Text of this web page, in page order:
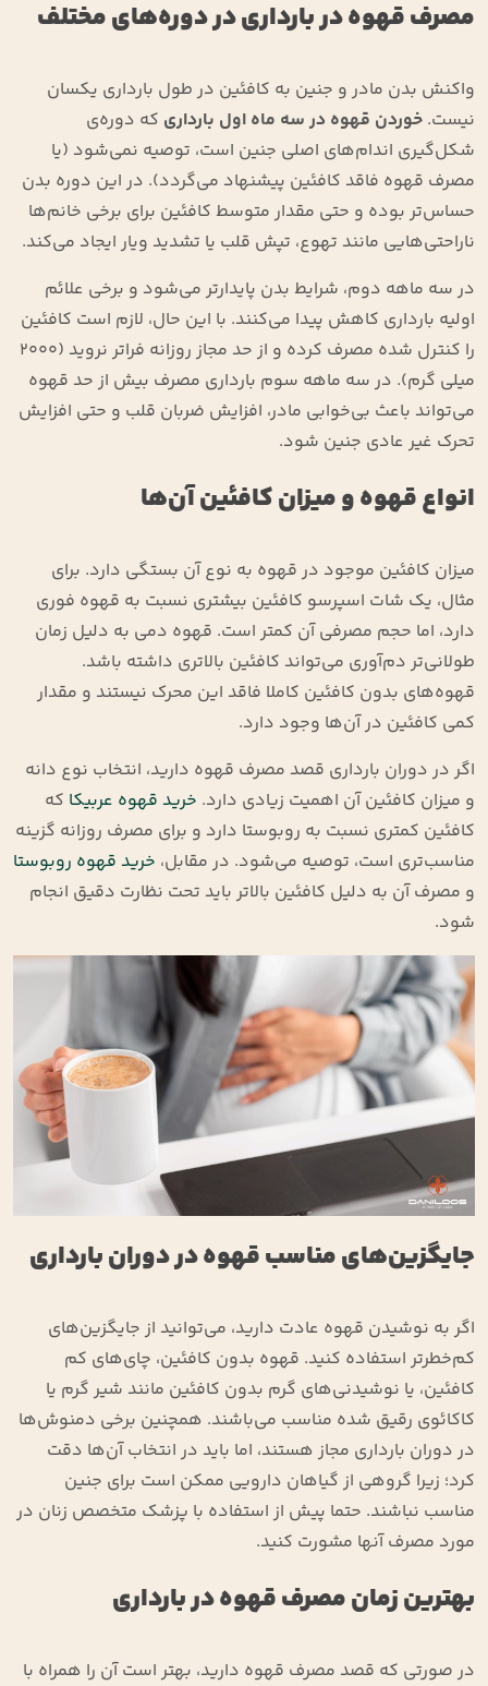
مصرف قهوه در بارداری در دوره‌های مختلف
واکنش بدن مادر و جنین به کافئین در طول بارداری یکسان
نیست. خوردن قهوه در سه ماه اول بارداری که دوره‌ی
شکل‌‌گیری اندام‌های اصلی جنین است، توصیه نمی‌شود (یا
مصرف قهوه فاقد کافئین پیشنهاد می‌گردد). در این دوره بدن
حساس‌تر بوده و حتی مقدار متوسط کافئین برای برخی خانم‌ها
ناراحتی‌هایی مانند تهوع، تپش قلب یا تشدید ویار ایجاد می‌کند.
در سه‌ ماهه دوم، شرایط بدن پایدارتر می‌شود و برخی علائم
اولیه بارداری کاهش پیدا می‌کنند. با این حال، لازم است کافئین
را کنترل شده مصرف کرده و از حد مجاز روزانه فراتر نروید (2000
میلی گرم). در سه ‌ماهه سوم بارداری مصرف بیش از حد قهوه
می‌تواند باعث بی‌خوابی مادر، افزایش ضربان قلب و حتی افزایش
تحرک غیر عادی جنین شود.
انواع قهوه و میزان کافئین آن‌ها
میزان کافئین موجود در قهوه به نوع آن بستگی دارد. برای
مثال، یک شات اسپرسو کافئین بیشتری نسبت به قهوه فوری
دارد، اما حجم مصرفی آن کمتر است. قهوه دمی به دلیل زمان
طولانی‌تر دم‌آوری می‌تواند کافئین بالاتری داشته باشد.
قهوه‌های بدون کافئین کاملا فاقد این محرک نیستند و مقدار
کمی کافئین در آن‌ها وجود دارد.
اگر در دوران بارداری قصد مصرف قهوه دارید، انتخاب نوع دانه
و میزان کافئین آن اهمیت زیادی دارد. خرید قهوه عربیکا که
کافئین کمتری نسبت به روبوستا دارد و برای مصرف روزانه گزینه
مناسب‌تری است، توصیه می‌شود. در مقابل، خرید قهوه روبوستا
و مصرف آن به دلیل کافئین بالاتر باید تحت نظارت دقیق انجام
شود.
جایگزین‌های مناسب قهوه در دوران بارداری
اگر به نوشیدن قهوه عادت دارید، می‌توانید از جایگزین‌های
کم‌خطرتر استفاده کنید. قهوه بدون کافئین، چای‌های کم
‌کافئین، یا نوشیدنی‌های گرم بدون کافئین مانند شیر گرم یا
کاکائوی رقیق ‌شده مناسب می‌باشند. همچنین برخی دمنوش‌ها
در دوران بارداری مجاز هستند، اما باید در انتخاب آن‌ها دقت
کرد؛ زیرا گروهی از گیاهان دارویی ممکن است برای جنین
مناسب نباشند. حتما پیش از استفاده با پزشک متخصص زنان در
مورد مصرف آنها مشورت کنید.
بهترین زمان مصرف قهوه در بارداری
در صورتی که قصد مصرف قهوه دارید، بهتر است آن را همراه با